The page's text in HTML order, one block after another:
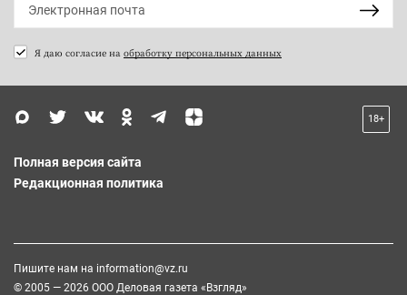
Я даю согласие на обработку персональных данных
18+
Полная версия сайта
Редакционная политика
Пишите нам на information@vz.ru
© 2005 — 2026 ООО Деловая газета «Взгляд»